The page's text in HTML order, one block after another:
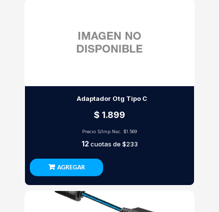
Adaptador Otg Tipo C
$ 1.899
Precio S/Imp.Nac. $1.569
12cuotas de $233
AGREGAR